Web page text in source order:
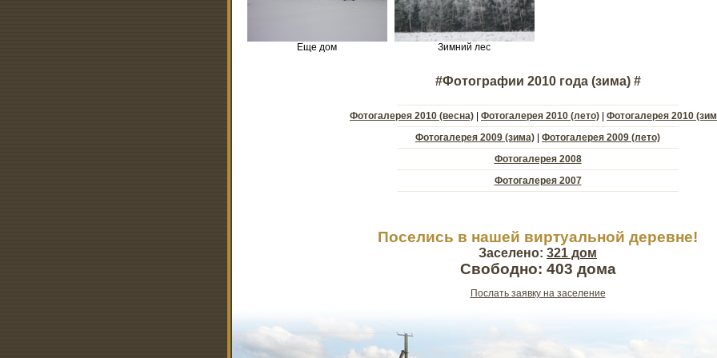
Еще дом Зимний лес
#Фотографии 2010 года (зима) #
Фотогалерея 2010 (весна) Фотогалерея 2010 (лето)
Фотогалерея 2010
Фотогалерея 2009 (зима)
Фотогалерея 2009 (лето)
Фотогалерея 2008
Фотогалерея 2007
Поселись в нашей виртуальной деревне!
Заселено: 321 дом
Свободно: 403 дома
Послать заявку на заселение